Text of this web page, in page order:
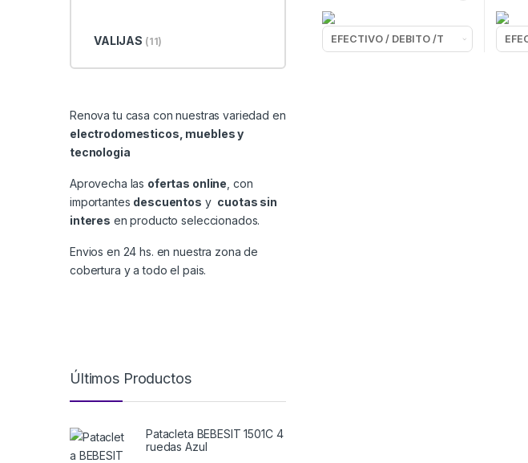
VALIJAS (11)
Renova tu casa con nuestras variedad en
electrodomesticos, muebles y
tecnologia
Aprovecha las ofertas online , con
importantes descuentos y cuotas sin
interes en producto seleccionados.
Envios en 24 hs. en nuestra zona de
cobertura y a todo el pais.
Últimos Productos
Patacleta BEBESIT 1501C 4
ruedas Azul